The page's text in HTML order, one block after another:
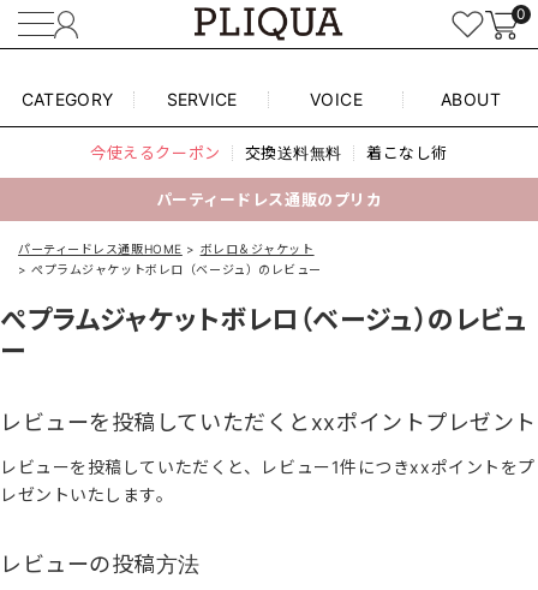
0
CATEGORY SERVICE VOICE ABOUT
今使えるクーポン 交換送料無料 着こなし術
パーティードレス通販のプリカ
パーティードレス通販HOME
ボレロ＆ジャケット
ぺプラムジャケットボレロ（ベージュ）のレビュー
ぺプラムジャケットボレロ（ベージュ）のレビュ
ー
レビューを投稿していただくとxxポイントプレゼント
レビューを投稿していただくと、レビュー1件につきxxポイントをプ
レゼントいたします。
レビューの投稿方法